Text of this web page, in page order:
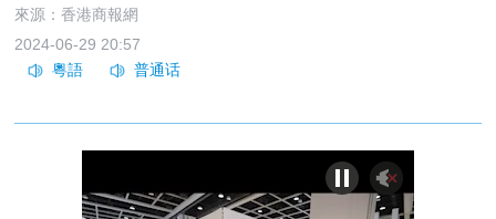
來源：香港商報網
2024-06-29 20:57